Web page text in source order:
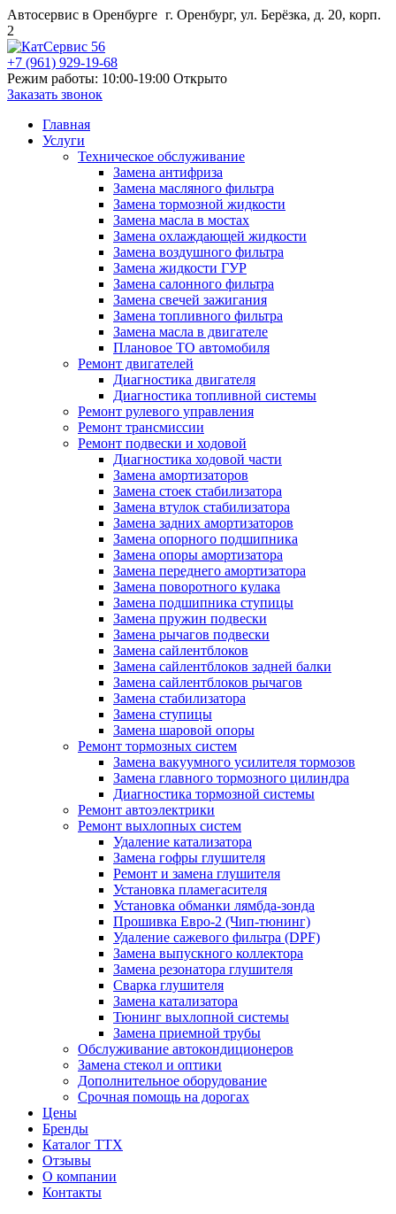
Автосервис в Оренбурге г. Оренбург, ул. Берёзка, д. 20, корп.
2
+7 (961) 929-19-68
Режим работы: 10:00-19:00 Открыто
Заказать звонок
Главная
Услуги
Техническое обслуживание
Замена антифриза
Замена масляного фильтра
Замена тормозной жидкости
Замена масла в мостах
Замена охлаждающей жидкости
Замена воздушного фильтра
Замена жидкости ГУР
Замена салонного фильтра
Замена свечей зажигания
Замена топливного фильтра
Замена масла в двигателе
Плановое ТО автомобиля
Ремонт двигателей
Диагностика двигателя
Диагностика топливной системы
Ремонт рулевого управления
Ремонт трансмиссии
Ремонт подвески и ходовой
Диагностика ходовой части
Замена амортизаторов
Замена стоек стабилизатора
Замена втулок стабилизатора
Замена задних амортизаторов
Замена опорного подшипника
Замена опоры амортизатора
Замена переднего амортизатора
Замена поворотного кулака
Замена подшипника ступицы
Замена пружин подвески
Замена рычагов подвески
Замена сайлентблоков
Замена сайлентблоков задней балки
Замена сайлентблоков рычагов
Замена стабилизатора
Замена ступицы
Замена шаровой опоры
Ремонт тормозных систем
Замена вакуумного усилителя тормозов
Замена главного тормозного цилиндра
Диагностика тормозной системы
Ремонт автоэлектрики
Ремонт выхлопных систем
Удаление катализатора
Замена гофры глушителя
Ремонт и замена глушителя
Установка пламегасителя
Установка обманки лямбда-зонда
Прошивка Евро-2 (Чип-тюнинг)
Удаление сажевого фильтра (DPF)
Замена выпускного коллектора
Замена резонатора глушителя
Сварка глушителя
Замена катализатора
Тюнинг выхлопной системы
Замена приемной трубы
Обслуживание автокондиционеров
Замена стекол и оптики
Дополнительное оборудование
Срочная помощь на дорогах
Цены
Бренды
Каталог ТТХ
Отзывы
О компании
Контакты